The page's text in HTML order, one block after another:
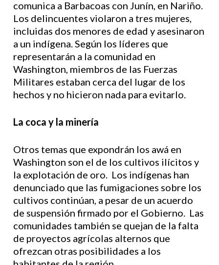
comunica a Barbacoas con Junín, en Nariño.
Los delincuentes violaron a tres mujeres,
incluidas dos menores de edad y asesinaron
a un indígena. Según los líderes que
representarán a la comunidad en
Washington, miembros de las Fuerzas
Militares estaban cerca del lugar de los
hechos y no hicieron nada para evitarlo.
La coca y la minería
Otros temas que expondrán los awá en
Washington son el de los cultivos ilícitos y
la explotación de oro. Los indígenas han
denunciado que las fumigaciones sobre los
cultivos continúan, a pesar de un acuerdo
de suspensión firmado por el Gobierno. Las
comunidades también se quejan de la falta
de proyectos agrícolas alternos que
ofrezcan otras posibilidades a los